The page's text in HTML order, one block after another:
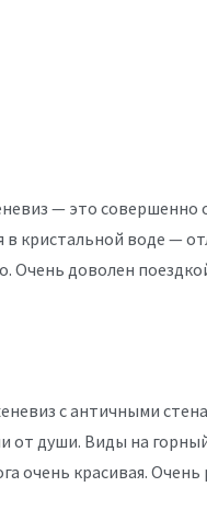
— это совершенно
кристальной воде —
Очень доволен
с античными
от души. Виды на
очень красивая.